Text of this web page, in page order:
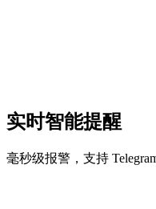
实时智能提醒
毫秒级报警，支持